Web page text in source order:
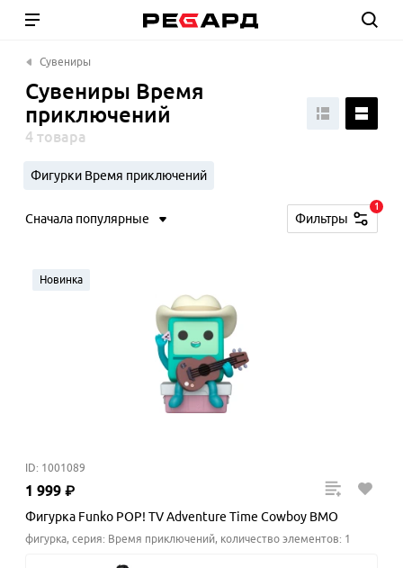
Сувениры
Сувениры Время
приключений
4 товара
Фигурки Время приключений
Сначала популярные Фильтры
1
Новинка
ID: 1001089
1 999 ₽
Фигурка Funko POP! TV Adventure Time Cowboy BMO
фигурка, серия: Время приключений, количество элементов: 1